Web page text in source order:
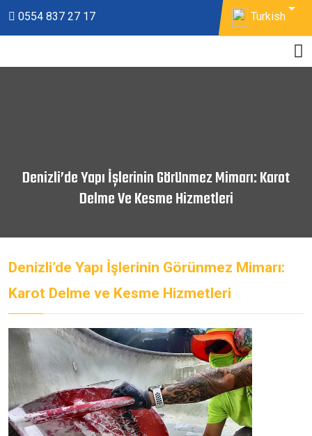
0554 837 27 17 Turkish
Denizli’de Yapı İşlerinin Görünmez Mimarı: Karot
Delme Ve Kesme Hizmetleri
Denizli’de Yapı İşlerinin Görünmez Mimarı:
Karot Delme ve Kesme Hizmetleri